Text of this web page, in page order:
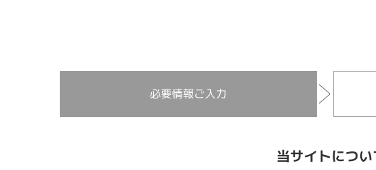
必要情報ご入力
当サイトにつ